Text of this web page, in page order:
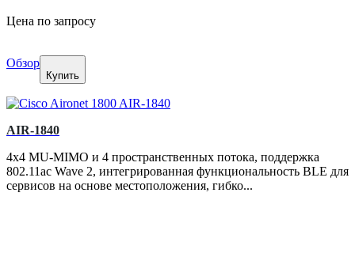
Цена по запросу
Обзор
Купить
AIR-1840
4x4 MU-MIMO и 4 пространственных потока, поддержка
802.11ac Wave 2, интегрированная функциональность BLE для
сервисов на основе местоположения, гибко...